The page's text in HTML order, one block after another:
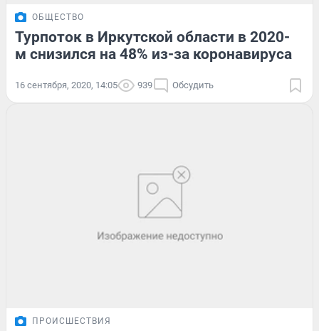
ОБЩЕСТВО
Турпоток в Иркутской области в 2020-
м снизился на 48% из-за коронавируса
16 сентября, 2020, 14:05 939 Обсудить
ПРОИСШЕСТВИЯ